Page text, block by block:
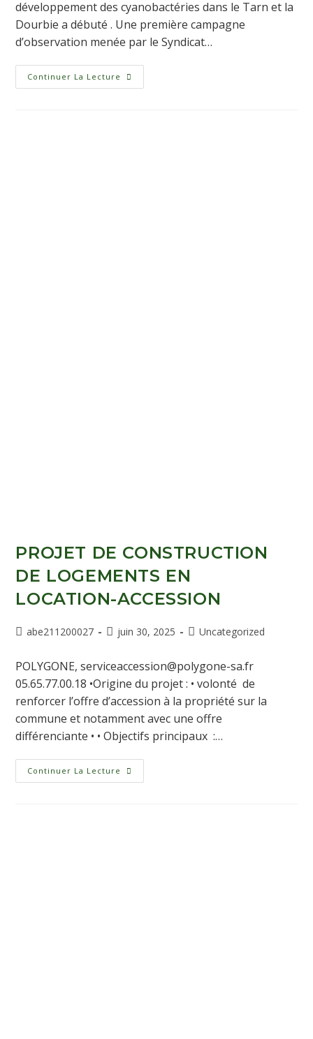
développement des cyanobactéries dans le Tarn et la
Dourbie a débuté . Une première campagne
d’observation menée par le Syndicat…
Continuer La Lecture
PROJET DE CONSTRUCTION
DE LOGEMENTS EN
LOCATION-ACCESSION
abe211200027 juin 30, 2025 Uncategorized
POLYGONE, serviceaccession@polygone-sa.fr
05.65.77.00.18 •Origine du projet : • volonté de
renforcer l’offre d’accession à la propriété sur la
commune et notamment avec une offre
différenciante • • Objectifs principaux :…
Continuer La Lecture